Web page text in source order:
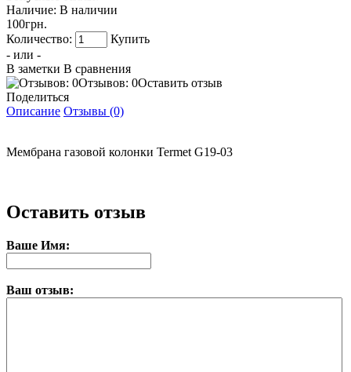
Наличие: В наличии
100грн.
Количество:
Купить
- или -
В заметки В сравнения
Отзывов: 0Оставить отзыв
Поделиться
Описание Отзывы (0)
Мембрана газовой колонки Termet G19-03
Оставить отзыв
Ваше Имя:
Ваш отзыв: